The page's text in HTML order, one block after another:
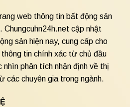
web thông tin bất động sản
Chungcuhn24h.net cập nhật
sản hiện nay, cung cấp cho
tin chính xác từ chủ đầu
phân tích nhận định về thị
các chuyên gia trong ngành.